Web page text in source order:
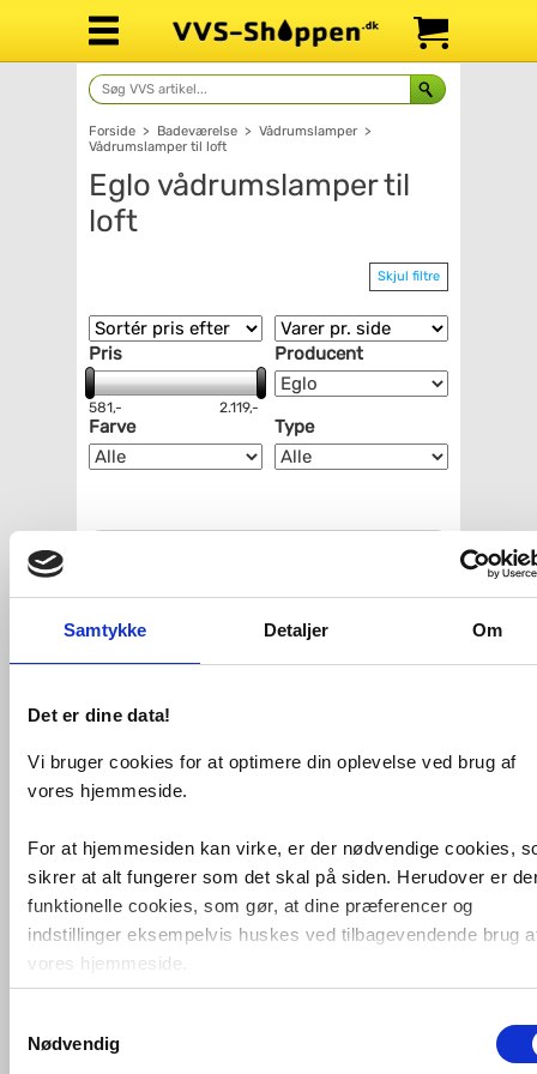
Samtykke Detaljer Om
Det er dine data!
Vi bruger cookies for at optimere din oplevelse ved brug af
vores hjemmeside.
For at hjemmesiden kan virke, er der nødvendige cookies,
sikrer at alt fungerer som det skal på siden. Herudover er
funktionelle cookies, som gør, at dine præferencer og
indstillinger eksempelvis huskes ved tilbagevendende brug
vores hjemmeside.
Foruden nødvendige og funktionelle cookies er der
cookies. Disse bruger vi bl.a. til at måle trafik, omsætning,
Nødvendig
Forside > Badeværelse > Vådrumslamper >
Vådrumslamper til loft
Eglo vådrumslamper til
loft
Skjul filtre
Pris
581,- 2.119,-
Producent
Farve Type
Eglo Tamara 1 LED Spot 3 -
Levering 3-5 dage
811,- Køb